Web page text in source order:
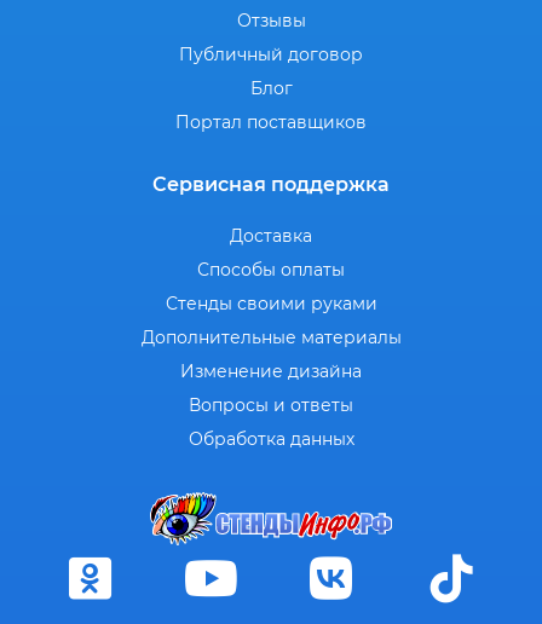
Отзывы
Публичный договор
Блог
Портал поставщиков
Сервисная поддержка
Доставка
Способы оплаты
Стенды своими руками
Дополнительные материалы
Изменение дизайна
Вопросы и ответы
Обработка данных